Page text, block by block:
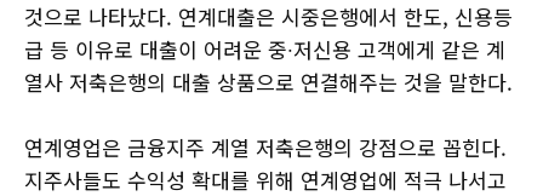
것으로 나타났다. 연계대출은 시중은행에서 한도, 신용등
급 등 이유로 대출이 어려운 중∙저신용 고객에게 같은 계
열사 저축은행의 대출 상품으로 연결해주는 것을 말한다.
연계영업은 금융지주 계열 저축은행의 강점으로 꼽힌다.
지주사들도 수익성 확대를 위해 연계영업에 적극 나서고